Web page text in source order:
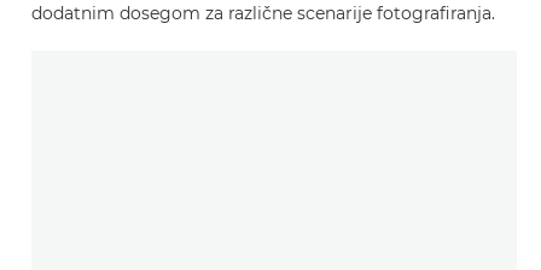
dodatnim dosegom za različne scenarije fotografiranja.